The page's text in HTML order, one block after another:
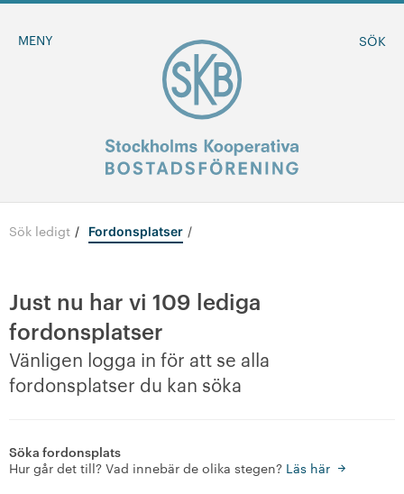
SÖK
MENY
BLI MEDLEM
MINA SIDOR
Om oss
Sök ledigt
Fordonsplatser
Sök ledigt / Fordonsplatser
Just nu har vi 109 lediga
fordonsplatser
Vänligen logga in för att se alla
fordonsplatser du kan söka
Söka fordonsplats
Hur går det till? Vad innebär de olika stegen? Läs här